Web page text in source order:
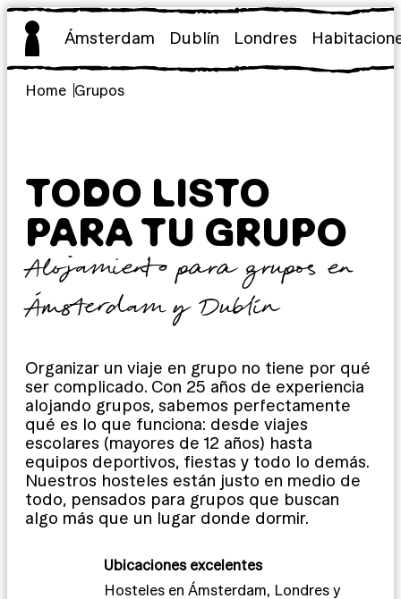
Saltar
contenido
Ámsterdam Dublín Londres
Home Grupos
TODO LISTO
PARA TU GRUPO
Alojamiento para grupos en
Ámsterdam y Dublín
Organizar un viaje en grupo no tiene por qué
ser complicado. Con 25 años de experiencia
alojando grupos, sabemos perfectamente
qué es lo que funciona: desde viajes
escolares (mayores de 12 años) hasta
equipos deportivos, fiestas y todo lo demás.
Nuestros hosteles están justo en medio de
todo, pensados para grupos que buscan
algo más que un lugar donde dormir.
Ubicaciones excelentes
Hosteles en Ámsterdam, Londres y